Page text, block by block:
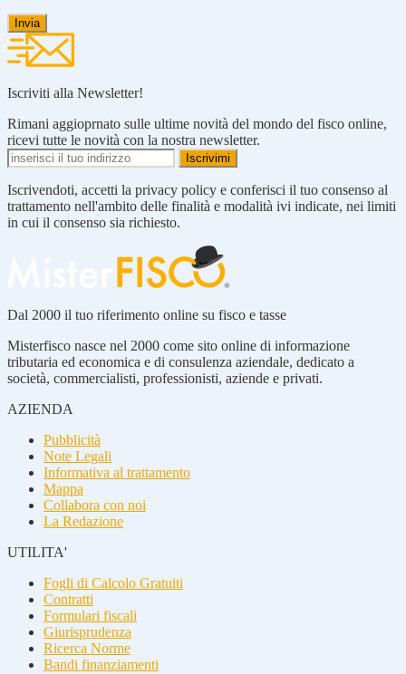
Iscriviti alla Newsletter!
Rimani aggioprnato sulle ultime novità del mondo del fisco online,
ricevi tutte le novità con la nostra newsletter.
Iscrivendoti, accetti la privacy policy e conferisci il tuo consenso al
trattamento nell'ambito delle finalità e modalità ivi indicate, nei limiti
in cui il consenso sia richiesto.
Dal 2000 il tuo riferimento online su fisco e tasse
Misterfisco nasce nel 2000 come sito online di informazione
tributaria ed economica e di consulenza aziendale, dedicato a
società, commercialisti, professionisti, aziende e privati.
AZIENDA
Pubblicità
Note Legali
Informativa al trattamento
Mappa
Collabora con noi
La Redazione
UTILITA'
Fogli di Calcolo Gratuiti
Contratti
Formulari fiscali
Giurisprudenza
Ricerca Norme
Bandi finanziamenti